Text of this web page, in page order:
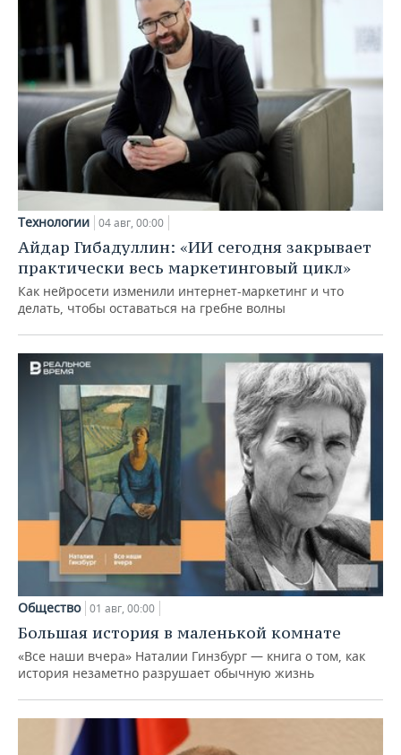
Технологии 04 авг, 00:00
Айдар Гибадуллин: «ИИ сегодня закрывает
практически весь маркетинговый цикл»
Как нейросети изменили интернет-маркетинг и что
делать, чтобы оставаться на гребне волны
Общество 01 авг, 00:00
Большая история в маленькой комнате
«Все наши вчера» Наталии Гинзбург — книга о том, как
история незаметно разрушает обычную жизнь